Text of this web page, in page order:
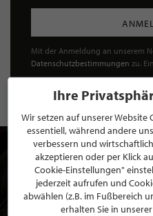
Mit der Anmeldung an unserem
Datenschutzbestimmungen zu.
Ihre
Wir setzen auf unserer Website
essentiell, während andere
verbessern und
akzeptieren oder per Klick
Cookie-Einstellungen"
jederzeit aufrufen und
abwählen (z.B. im Fußbereich
erhalten Sie in